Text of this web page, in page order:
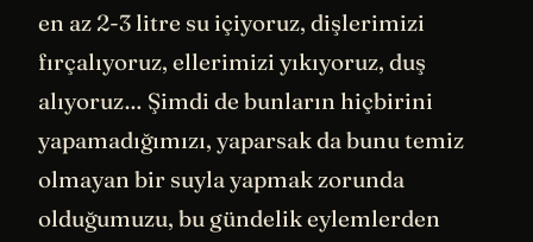
en az 2-3 litre su içiyoruz, dişlerimizi
fırçalıyoruz, ellerimizi yıkıyoruz, duş
alıyoruz… Şimdi de bunların hiçbirini
yapamadığımızı, yaparsak da bunu temiz
olmayan bir suyla yapmak zorunda
olduğumuzu, bu gündelik eylemlerden